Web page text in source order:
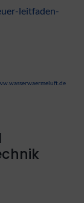
leitfaden-